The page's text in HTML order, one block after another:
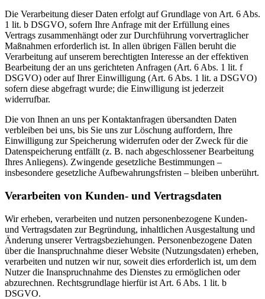
Die Verarbeitung dieser Daten erfolgt auf Grundlage von Art. 6 Abs.
1 lit. b DSGVO, sofern Ihre Anfrage mit der Erfüllung eines
Vertrags zusammenhängt oder zur Durchführung vorvertraglicher
Maßnahmen erforderlich ist. In allen übrigen Fällen beruht die
Verarbeitung auf unserem berechtigten Interesse an der effektiven
Bearbeitung der an uns gerichteten Anfragen (Art. 6 Abs. 1 lit. f
DSGVO) oder auf Ihrer Einwilligung (Art. 6 Abs. 1 lit. a DSGVO)
sofern diese abgefragt wurde; die Einwilligung ist jederzeit
widerrufbar.
Die von Ihnen an uns per Kontaktanfragen übersandten Daten
verbleiben bei uns, bis Sie uns zur Löschung auffordern, Ihre
Einwilligung zur Speicherung widerrufen oder der Zweck für die
Datenspeicherung entfällt (z. B. nach abgeschlossener Bearbeitung
Ihres Anliegens). Zwingende gesetzliche Bestimmungen –
insbesondere gesetzliche Aufbewahrungsfristen – bleiben unberührt.
Verarbeiten von Kunden- und Vertragsdaten
Wir erheben, verarbeiten und nutzen personenbezogene Kunden-
und Vertragsdaten zur Begründung, inhaltlichen Ausgestaltung und
Änderung unserer Vertragsbeziehungen. Personenbezogene Daten
über die Inanspruchnahme dieser Website (Nutzungsdaten) erheben,
verarbeiten und nutzen wir nur, soweit dies erforderlich ist, um dem
Nutzer die Inanspruchnahme des Dienstes zu ermöglichen oder
abzurechnen. Rechtsgrundlage hierfür ist Art. 6 Abs. 1 lit. b
DSGVO.